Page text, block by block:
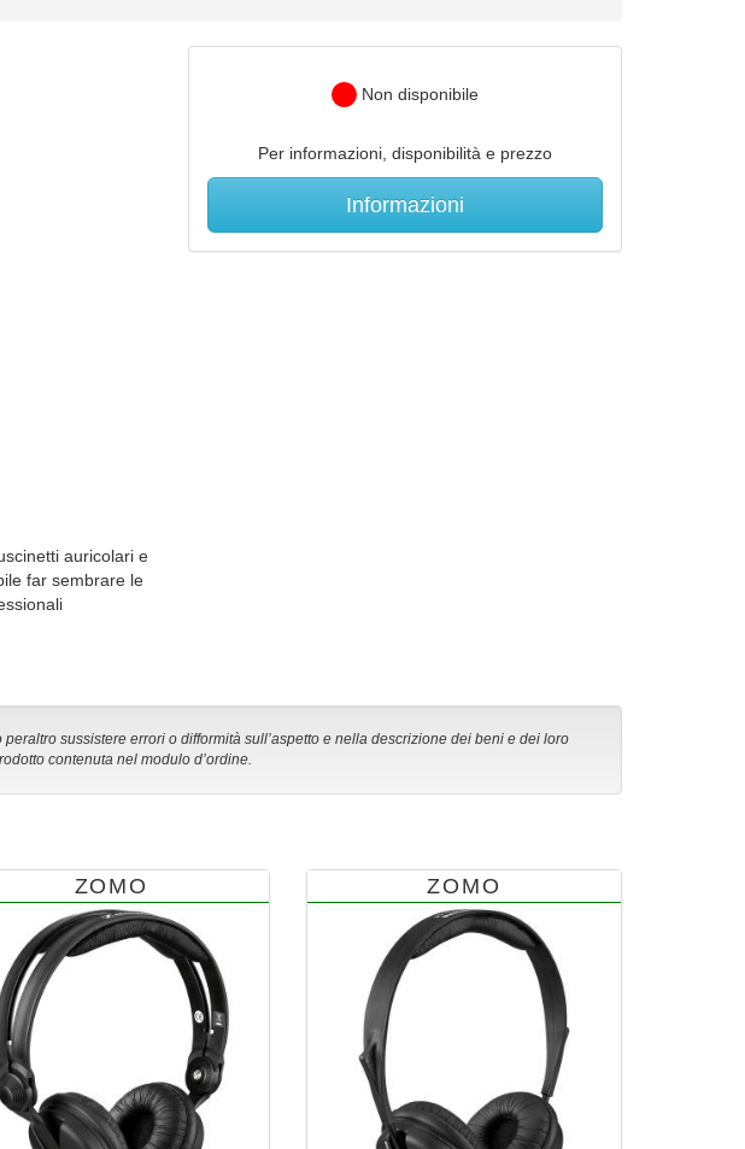
Non disponibile
Per informazioni, disponibilità e prezzo
Informazioni
auricolari e
far sembrare le
sussistere errori o difformità sull’aspetto e nella descrizione dei beni e dei loro
contenuta nel modulo d’ordine.
ZOMO ZOMO